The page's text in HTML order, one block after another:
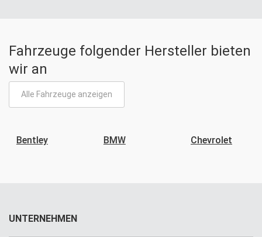
Fahrzeuge folgender Hersteller bieten
wir an
Alle Fahrzeuge anzeigen
Bentley BMW Chevrolet
UNTERNEHMEN